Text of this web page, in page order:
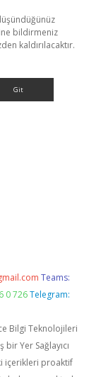
bildirmeniz
kaldırılacaktır.
Teams:
0 726 Telegram:
Bilgi Teknolojileri
Yer Sağlayıcı
içerikleri proaktif